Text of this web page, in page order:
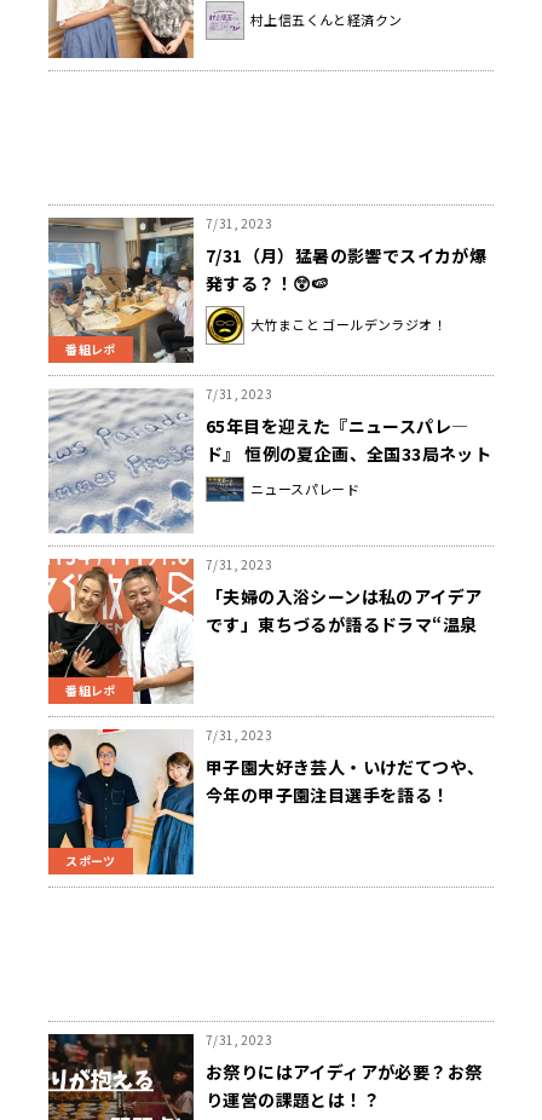
く！デジタル立国・エストニアの
今」
村上信五くんと経済クン
番組レポ
7/31, 2023
7/31（月）猛暑の影響でスイカが爆
発する？！😲🍉
大竹まこと ゴールデンラジオ！
7/31, 2023
65年目を迎えた『ニュースパレ―
ド』 恒例の夏企画、全国33局ネット
で送る今年のテーマは 「アフターコ
ロナの時代へ」7/31から放送
ニュースパレード
番組レポ
7/31, 2023
「夫婦の入浴シーンは私のアイデア
です」東ちづるが語るドラマ“温泉
スポーツ
7/31, 2023
甲子園大好き芸人・いけだてつや、
今年の甲子園注目選手を語る！
7/31, 2023
お祭りにはアイディアが必要？お祭
り運営の課題とは！？